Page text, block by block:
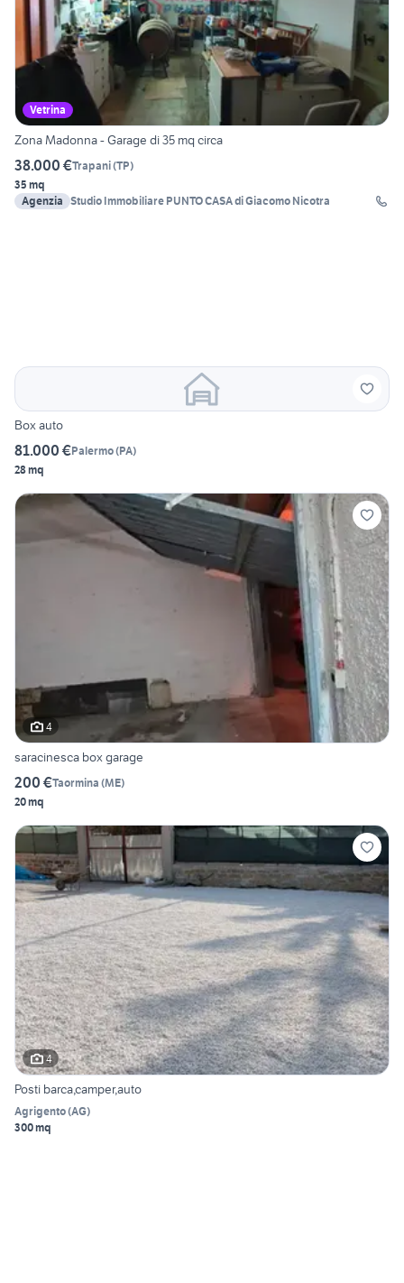
Vetrina
Zona Madonna - Garage di 35 mq circa
38.000 €Trapani(TP)
35 mq
Agenzia Studio Immobiliare PUNTO CASA di Giacomo Nicotra
Box auto
81.000 €Palermo(PA)
28 mq
4
saracinesca box garage
200 €Taormina (ME)
20 mq
4
Posti barca,camper,auto
Agrigento(AG)
300 mq